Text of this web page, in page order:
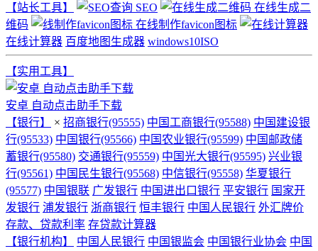
【站长工具】 SEO
在线生成二
维码
在线制作favicon图标
在线计算器 百度地图生成器 windows10ISO
【实用工具】
安卓 自动点击助手下载
【银行】
× 招商银行(95555) 中国工商银行(95588) 中国建设银
行(95533) 中国银行(95566) 中国农业银行(95599) 中国邮政储
蓄银行(95580) 交通银行(95559) 中国光大银行(95595) 兴业银
行(95561) 中国民生银行(95568) 中信银行(95558) 华夏银行
(95577) 中国银联 广发银行 中国进出口银行 平安银行 国家开
发银行 浦发银行 浙商银行 恒丰银行 中国人民银行 外汇牌价
存款、贷款利率 存贷款计算器
【银行机构】
中国人民银行 中国银监会 中国银行业协会 中国